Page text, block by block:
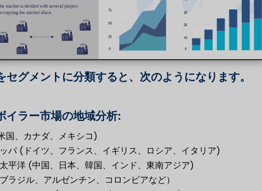
セグメントに分類すると、次のようになります。
イラー市場の地域分析:
国、カナダ、メキシコ)
パ (ドイツ、フランス、イギリス、ロシア、イタリア)
平洋 (中国、日本、韓国、インド、東南アジア)
ラジル、アルゼンチン、コロンビアなど）